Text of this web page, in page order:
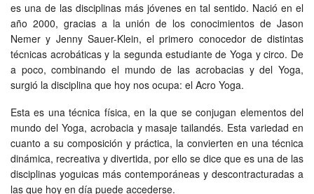
es una de las disciplinas más jóvenes en tal sentido. Nació en el
año 2000, gracias a la unión de los conocimientos de Jason
Nemer y Jenny Sauer-Klein, el primero conocedor de distintas
técnicas acrobáticas y la segunda estudiante de Yoga y circo. De
a poco, combinando el mundo de las acrobacias y del Yoga,
surgió la disciplina que hoy nos ocupa: el Acro Yoga.
Esta es una técnica física, en la que se conjugan elementos del
mundo del Yoga, acrobacia y masaje tailandés. Esta variedad en
cuanto a su composición y práctica, la convierten en una técnica
dinámica, recreativa y divertida, por ello se dice que es una de las
disciplinas yoguicas más contemporáneas y descontracturadas a
las que hoy en día puede accederse.